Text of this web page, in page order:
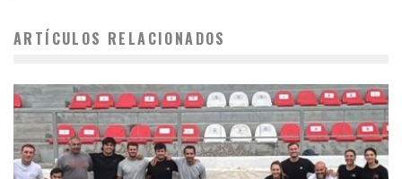
ARTÍCULOS RELACIONADOS